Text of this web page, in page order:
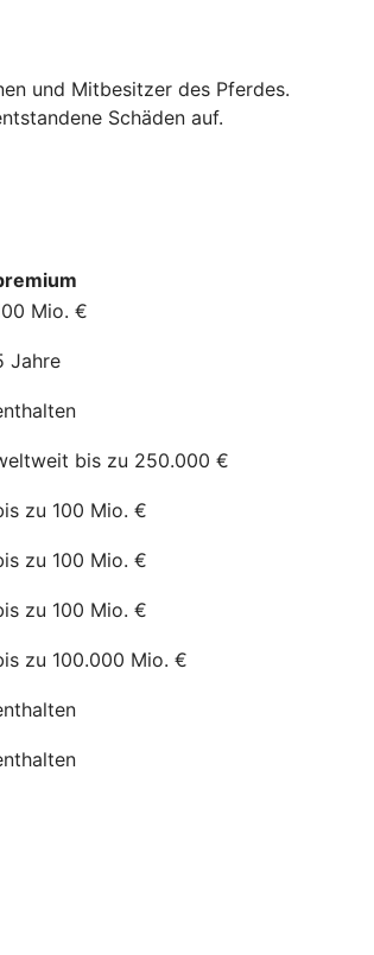
und Mitbesitzer des Pferdes.
Schäden auf.
Mio. €
Jahre
bis zu 250.000 €
zu 100 Mio. €
zu 100 Mio. €
zu 100 Mio. €
zu 100.000 Mio. €